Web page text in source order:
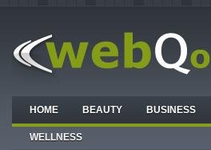
HOME BEAUTY BUSINESS
WELLNESS